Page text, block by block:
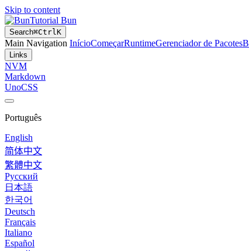
Skip to content
Tutorial Bun
Search⌘CtrlK
Main Navigation InícioComeçarRuntimeGerenciador de Pacotes
Links
NVM
Markdown
UnoCSS
Português
English
简体中文
繁體中文
Русский
日本語
한국어
Deutsch
Français
Italiano
Español